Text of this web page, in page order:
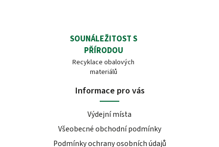
SOUNÁLEŽITOST S
PŘÍRODOU
Recyklace obalových
materiálů
Informace pro vás
Výdejní místa
Všeobecné obchodní podmínky
Podmínky ochrany osobních údajů